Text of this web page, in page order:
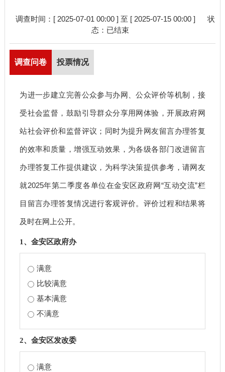
调查时间：[ 2025-07-01 00:00 ] 至 [ 2025-07-15 00:00 ]
状
态： 已结束
调查问卷 投票情况
为进一步建立完善公众参与办网、公众评价等机制，接
受社会监督，鼓励引导群众分享用网体验，开展政府网
站社会评价和监督评议；同时为提升网友留言办理答复
的效率和质量，增强互动效果，为各级各部门改进留言
办理答复工作提供建议，为科学决策提供参考，请网友
就2025年第二季度各单位在金安区政府网“互动交流”栏
目留言办理答复情况进行客观评价。评价过程和结果将
及时在网上公开。
1、金安区政府办
满意
比较满意
基本满意
不满意
2、金安区发改委
满意